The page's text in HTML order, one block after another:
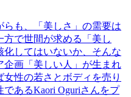
らも、「美しさ」の需要は
で世間が求める「美し
化してはいないか、そんな
企画「美しい人」が生まれ
性の若さとボディを売り
あるKaori Oguriさんをプ